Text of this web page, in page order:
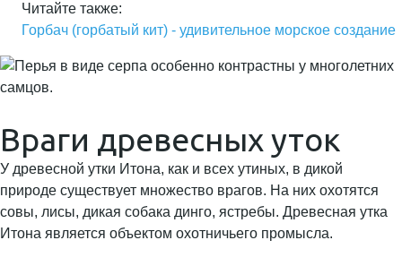
Читайте также:
Горбач (горбатый кит) - удивительное морское создание
Враги древесных уток
У древесной утки Итона, как и всех утиных, в дикой
природе существует множество врагов. На них охотятся
совы, лисы, дикая собака динго, ястребы. Древесная утка
Итона является объектом охотничьего промысла.